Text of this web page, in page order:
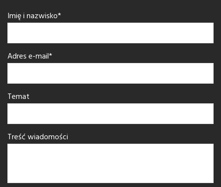
Imię i nazwisko*
Adres e-mail*
Temat
Treść wiadomości